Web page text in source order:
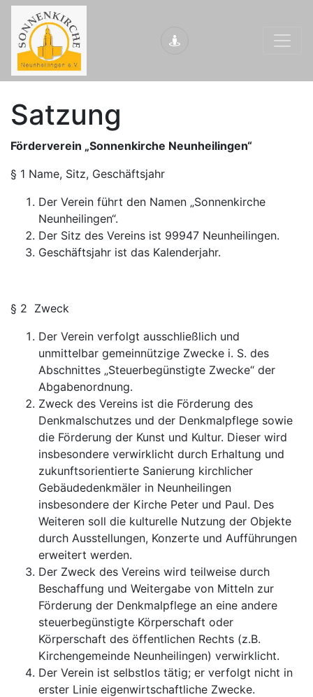
Satzung
Förderverein „Sonnenkirche Neunheilingen“
§ 1 Name, Sitz, Geschäftsjahr
Der Verein führt den Namen „Sonnenkirche
Neunheilingen“.
Der Sitz des Vereins ist 99947 Neunheilingen.
Geschäftsjahr ist das Kalenderjahr.
§ 2 Zweck
Der Verein verfolgt ausschließlich und
unmittelbar gemeinnützige Zwecke i. S. des
Abschnittes „Steuerbegünstigte Zwecke“ der
Abgabenordnung.
Zweck des Vereins ist die Förderung des
Denkmalschutzes und der Denkmalpflege sowie
die Förderung der Kunst und Kultur. Dieser wird
insbesondere verwirklicht durch Erhaltung und
zukunftsorientierte Sanierung kirchlicher
Gebäudedenkmäler in Neunheilingen
insbesondere der Kirche Peter und Paul. Des
Weiteren soll die kulturelle Nutzung der Objekte
durch Ausstellungen, Konzerte und Aufführungen
erweitert werden.
Der Zweck des Vereins wird teilweise durch
Beschaffung und Weitergabe von Mitteln zur
Förderung der Denkmalpflege an eine andere
steuerbegünstigte Körperschaft oder
Körperschaft des öffentlichen Rechts (z.B.
Kirchengemeinde Neunheilingen) verwirklicht.
Der Verein ist selbstlos tätig; er verfolgt nicht in
erster Linie eigenwirtschaftliche Zwecke.